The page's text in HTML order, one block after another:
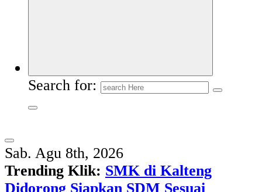
Search for:
Sab. Agu 8th, 2026
Trending Klik: SMK di Kalteng
Didorong Siapkan SDM Sesuai